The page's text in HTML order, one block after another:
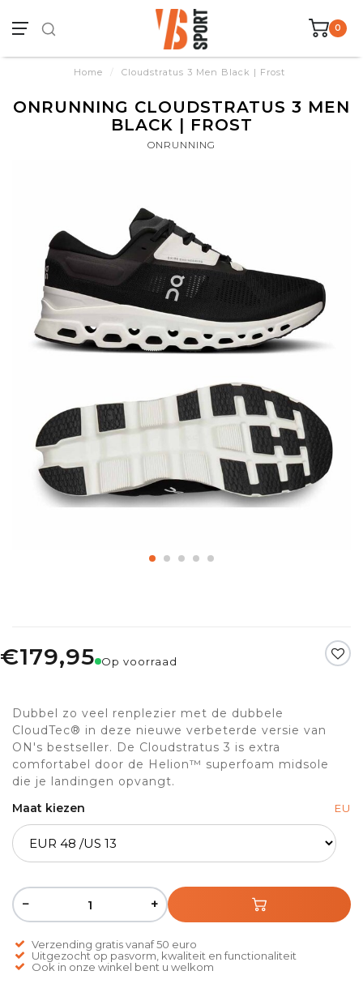
0
Home / Cloudstratus 3 Men Black | Frost
ONRUNNING CLOUDSTRATUS 3 MEN
BLACK | FROST
ONRUNNING
€179,95 Op voorraad
Dubbel zo veel renplezier met de dubbele
CloudTec® in deze nieuwe verbeterde versie van
ON's bestseller. De Cloudstratus 3 is extra
comfortabel door de Helion™ superfoam midsole
die je landingen opvangt.
Maat kiezen
EU
− +
Verzending gratis vanaf 50 euro
Uitgezocht op pasvorm, kwaliteit en functionaliteit
Ook in onze winkel bent u welkom